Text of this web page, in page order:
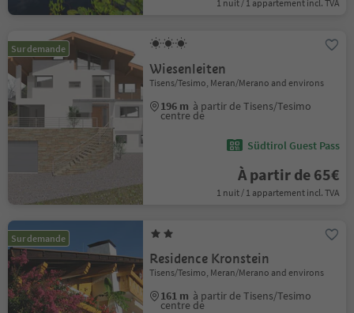
1 nuit / 1 appartement incl. TVA
Sur demande
Wiesenleiten
Tisens/Tesimo, Meran/Merano and environs
196 m à partir de Tisens/Tesimo
centre de
Südtirol Guest Pass
À partir de 65€
1 nuit / 1 appartement incl. TVA
Sur demande
Residence Kronstein
Tisens/Tesimo, Meran/Merano and environs
161 m à partir de Tisens/Tesimo
centre de